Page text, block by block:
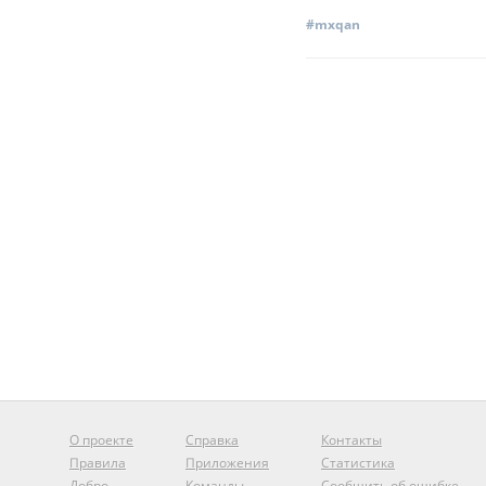
#mxqan
О проекте
Правила
Справка
Приложения
Контакты
Статистика